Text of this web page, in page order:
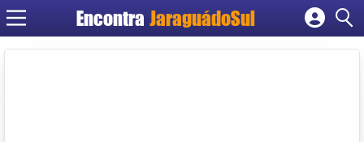
Encontra JaraguádoSul
Cadastrar empresa